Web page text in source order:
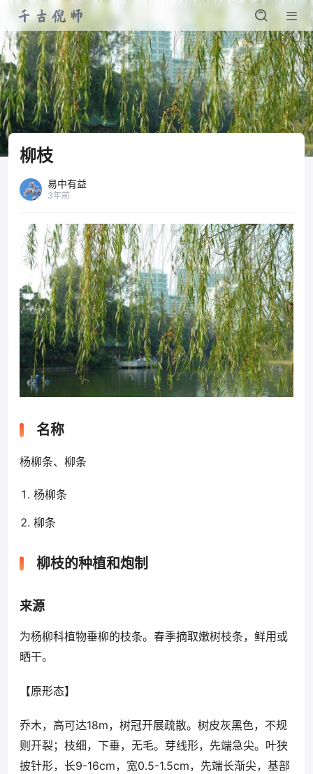
柳枝
易中有益
3年前
名称
杨柳条、柳条
杨柳条
柳条
柳枝的种植和炮制
来源
为杨柳科植物垂柳的枝条。春季摘取嫩树枝条，鲜用或
晒干。
【原形态】
乔木，高可达18m，树冠开展疏散。树皮灰黑色，不规
则开裂；枝细，下垂，无毛。芽线形，先端急尖。叶狭
披针形，长9-16cm，宽0.5-1.5cm，先端长渐尖，基部